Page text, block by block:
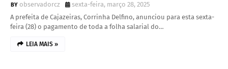
observadorcz
sexta-feira, março 28, 2025
A prefeita de Cajazeiras, Corrinha Delfino, anunciou para esta sexta-
feira (28) o pagamento de toda a folha salarial do…
LEIA MAIS »